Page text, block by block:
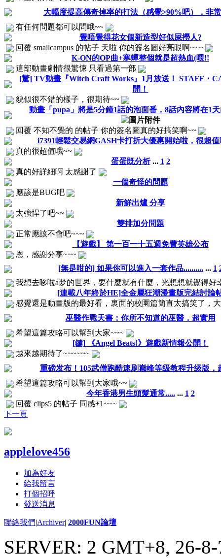
大幅度提高傳奇掉率的打法（感覺>90%吧），非
有任何問題都可以問哦~~
覺唔覺得花女個新造型好似屎撈人?
回覆 smallcampus 的帖子 天啦 你的簽名圖好亮眼啊~~~
K-ON的OP曲+寒蟬整個就是超熱血(喂!!
這部動畫劇情很驚悚 只看過第一部
[驚] TV動畫『Witch Craft Works』1月放送！ STAFF・
開！
貌似很不錯的樣子，很期待~~
動畫「pupa」將是5分鐘1話的泡面番，8話內容將在1
回覆 不知不覺的 的帖子 你的簽名圖真的好搞笑啊~~
i7391輕鬆交易網GASH卡打折大優惠開始啦，很超值
真的很超值哦~~
蛋蛋既分析 ... 1 2
真的好詳細啊 太感謝了
一個奇怪的問題
應該是BUG吧
新鮮出爐 分享
太強悍了吧~~
雙排加分問題
正常應該不會吧~~~
【遊戲】 第一百一十五週免費英雄公布
恩，感謝分享~~~
[無是咁的] 如果你可以進入一套作品.......... ... 1
我想去哆啦a梦的世界，要什麼就有什麼，光想想就覺得好
[連載八年終於HE]全金屬狂潮漫畫版完結討論
感覺還是動畫版的最好看，裏面的校園篇簡直太搞笑了，
巫醫作戰天書：你所不知道的巫醫，超實用
希望這篇攻略可以幫到大家~~~
[鍵] 《Angel Beats!》遊戲新情報公開！
越來越期待了~~~~~~
重磅发布！105武僧跑酷速刷巅峰等级教程升级版，
希望這篇攻略可以幫到大家哦~~
今年香港男生頭髮通常..... ... 1 2
回覆 clips5 的帖子 同感+1~~~
下一頁
applelove456
加為好友
給我留言
打個招呼
發送消息
聯絡我們|Archiver| 2000FUN論壇
SERVER: 2 GMT+8, 26-